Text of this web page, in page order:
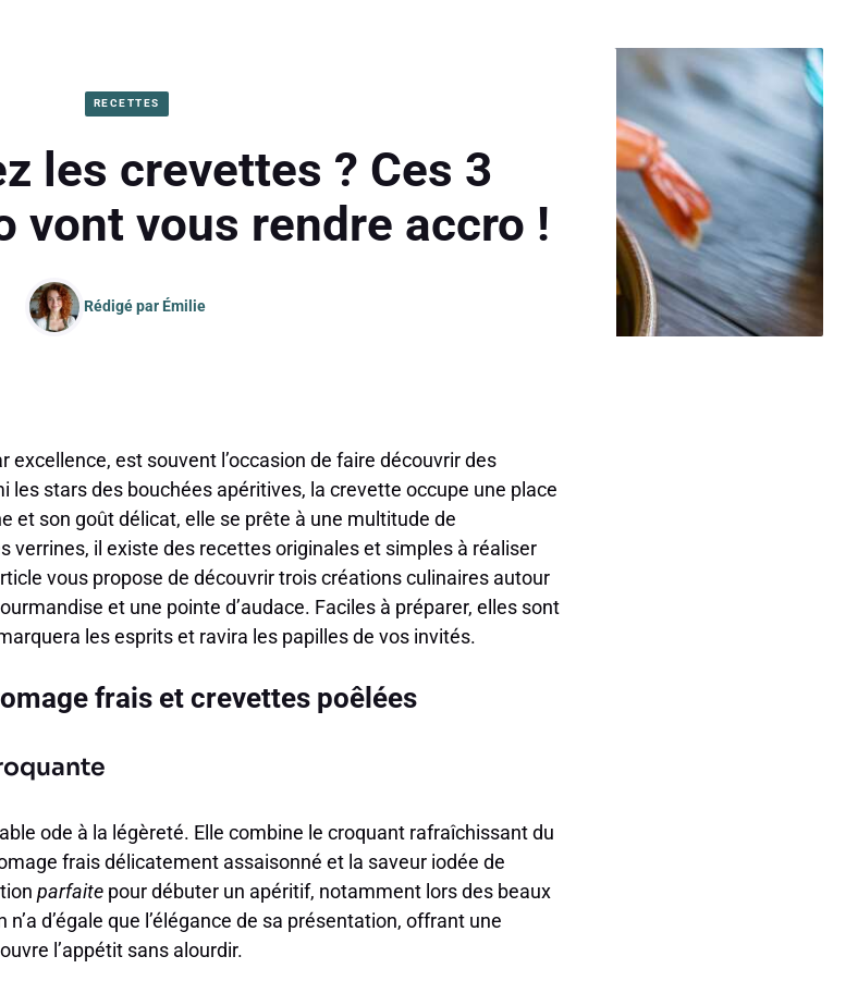
RECETTES
les crevettes ? Ces 3
vont vous rendre accro !
Rédigé par Émilie
excellence, est souvent l’occasion de faire découvrir des
les stars des bouchées apéritives, la crevette occupe une place
et son goût délicat, elle se prête à une multitude de
verrines, il existe des recettes originales et simples à réaliser
vous propose de découvrir trois créations culinaires autour
et une pointe d’audace. Faciles à préparer, elles sont
les esprits et ravira les papilles de vos invités.
frais et crevettes poêlées
ode à la légèreté. Elle combine le croquant rafraîchissant du
frais délicatement assaisonné et la saveur iodée de
parfaite pour débuter un apéritif, notamment lors des beaux
d’égale que l’élégance de sa présentation, offrant une
l’appétit sans alourdir.